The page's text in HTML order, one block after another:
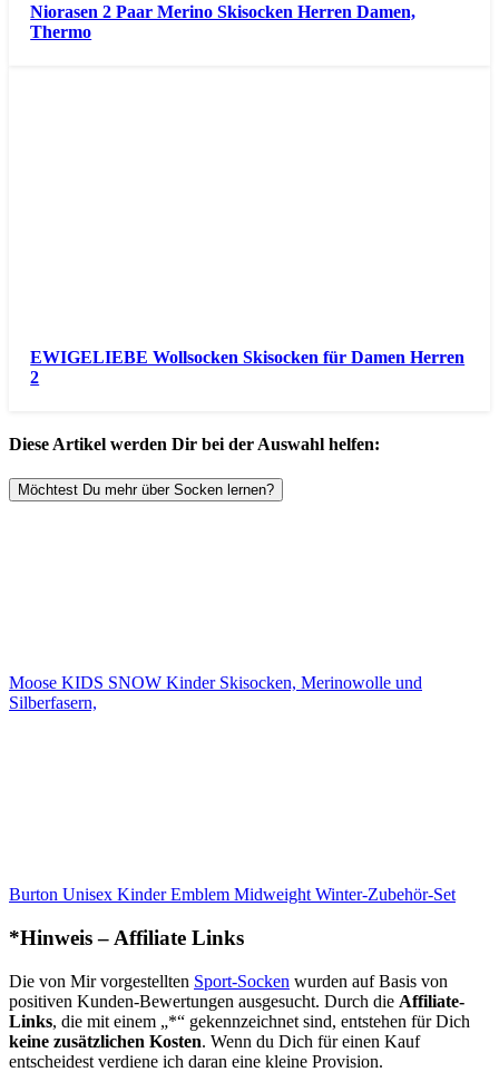
Niorasen 2 Paar Merino Skisocken Herren Damen,
Thermo
EWIGELIEBE Wollsocken Skisocken für Damen Herren
2
Diese Artikel werden Dir bei der Auswahl helfen:
Möchtest Du mehr über Socken lernen?
Moose KIDS SNOW Kinder Skisocken, Merinowolle und
Silberfasern,
Burton Unisex Kinder Emblem Midweight Winter-Zubehör-Set
*Hinweis – Affiliate Links
Die von Mir vorgestellten Sport-Socken wurden auf Basis von
positiven Kunden-Bewertungen ausgesucht. Durch die Affiliate-
Links, die mit einem „*“ gekennzeichnet sind, entstehen für Dich
keine zusätzlichen Kosten. Wenn du Dich für einen Kauf
entscheidest verdiene ich daran eine kleine Provision.